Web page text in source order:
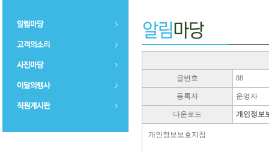
글번호 88
등록자 운영자
다운로드 개인정보
개인정보보호지침